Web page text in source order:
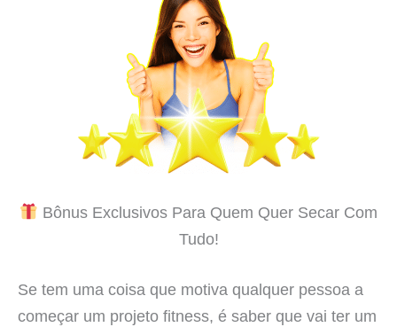
Bônus Exclusivos Para Quem Quer Secar Com
Tudo!
Se tem uma coisa que motiva qualquer pessoa a
começar um projeto fitness, é saber que vai ter um